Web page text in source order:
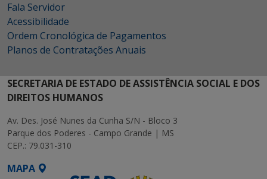
Fala Servidor
Acessibilidade
Ordem Cronológica de Pagamentos
Planos de Contratações Anuais
SECRETARIA DE ESTADO DE ASSISTÊNCIA SOCIAL E DOS
DIREITOS HUMANOS
Av. Des. José Nunes da Cunha S/N - Bloco 3
Parque dos Poderes - Campo Grande | MS
CEP.: 79.031-310
MAPA